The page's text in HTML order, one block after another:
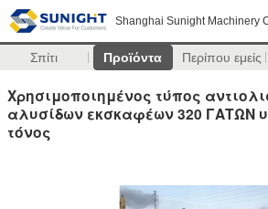
Shanghai Sunight Machinery
Σπίτι Προϊόντα Περίπου εμείς
Χρησιμοποιημένος τύπος
αλυσίδων εκσκαφέων 320 ΓΑΤΩΝ
τόνος